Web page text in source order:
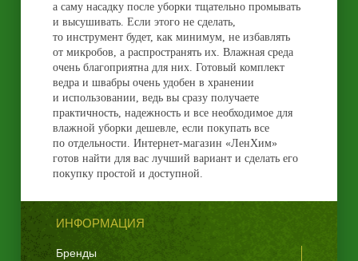
а саму насадку после уборки тщательно промывать
и высушивать. Если этого не сделать,
то инструмент будет, как минимум, не избавлять
от микробов, а распространять их. Влажная среда
очень благоприятна для них. Готовый комплект
ведра и швабры очень удобен в хранении
и использовании, ведь вы сразу получаете
практичность, надежность и все необходимое для
влажной уборки дешевле, если покупать все
по отдельности. Интернет-магазин «ЛенХим»
готов найти для вас лучший вариант и сделать его
покупку простой и доступной.
ИНФОРМАЦИЯ
Бренды